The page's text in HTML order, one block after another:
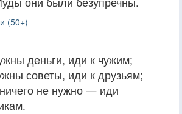
(50+)
деньги, иди к чужим;
советы, иди к друзьям;
не нужно — иди